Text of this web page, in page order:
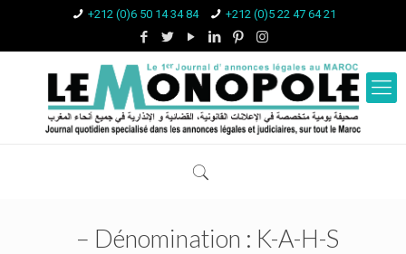
+212 (0)6 50 14 34 84 +212 (0)5 22 47 64 21
– Dénomination : K-A-H-S